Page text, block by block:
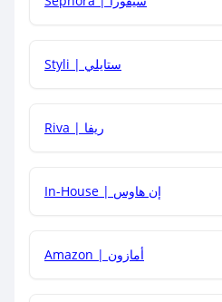
كود خصم مع العروض الأخرى؟
Styli | ستايلي
Riva | ريفا
In-House | إن هاوس
Amazon | أمازون